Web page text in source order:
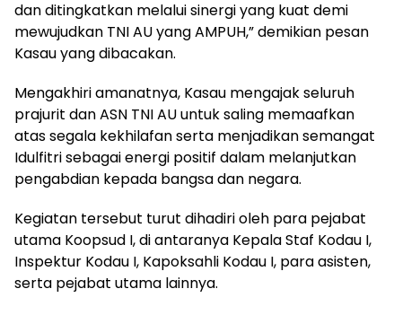
dan ditingkatkan melalui sinergi yang kuat demi
mewujudkan TNI AU yang AMPUH,” demikian pesan
Kasau yang dibacakan.
Mengakhiri amanatnya, Kasau mengajak seluruh
prajurit dan ASN TNI AU untuk saling memaafkan
atas segala kekhilafan serta menjadikan semangat
Idulfitri sebagai energi positif dalam melanjutkan
pengabdian kepada bangsa dan negara.
Kegiatan tersebut turut dihadiri oleh para pejabat
utama Koopsud I, di antaranya Kepala Staf Kodau I,
Inspektur Kodau I, Kapoksahli Kodau I, para asisten,
serta pejabat utama lainnya.